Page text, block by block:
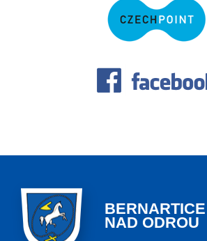
BERNARTICE
NAD ODROU